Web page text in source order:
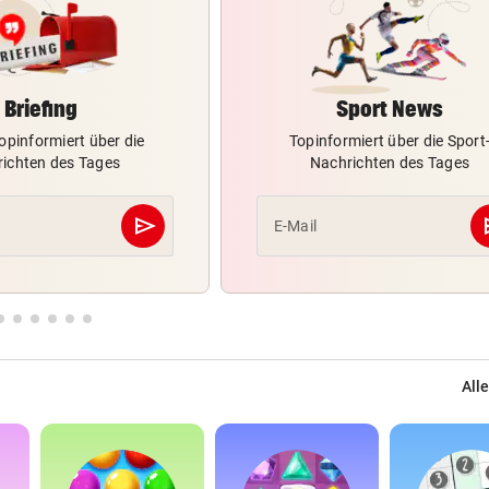
Briefing
über die
des Tages
send
Abschicken
Sport News
Topinformiert über die
Nachrichten des Tages
E-Mail